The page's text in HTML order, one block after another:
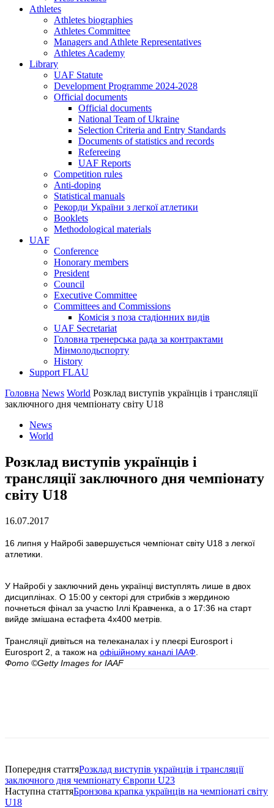
Athletes
Athletes biographies
Athletes Committee
Managers and Athlete Representatives
Athletes Academy
Library
UAF Statute
Development Programme 2024-2028
Official documents
Official documents
National Team of Ukraine
Selection Criteria and Entry Standards
Documents of statistics and records
Refereeing
UAF Reports
Competition rules
Anti-doping
Statistical manuals
Рекорди України з легкої атлетики
Booklets
Methodological materials
UAF
Conference
Honorary members
President
Council
Executive Committee
Committees and Commissions
Комісія з поза стадіонних видів
UAF Secretariat
Головна тренерська рада за контрактами
Мінмолодьспорту
History
Support FLAU
Головна News World Розклад виступів українців і трансляції
заключного дня чемпіонату світу U18
News
World
Розклад виступів українців і
трансляції заключного дня чемпіонату
світу U18
16.07.2017
16 липня у Найробі завершується чемпіонат світу U18 з легкої
атлетики.
У Найробі у заключний день українці виступлять лише в двох
дисциплінах. О 15:00 у секторі для стрибків з жердиною
почнеться фінал за участю Іллі Кравченка, а о 17:36 на старт
вийде змішана естафета 4х400 метрів.
Трансляції дивіться на телеканалах і у плеєрі Eurosport і
Eurosport 2, а також на офіційному каналі ІААФ
Фото ©Getty Images for IAAF
Попередня статтяРозклад виступів українців і трансляції
заключного дня чемпіонату Європи U23
Наступна статтяБронзова крапка українців на чемпіонаті світу
U18